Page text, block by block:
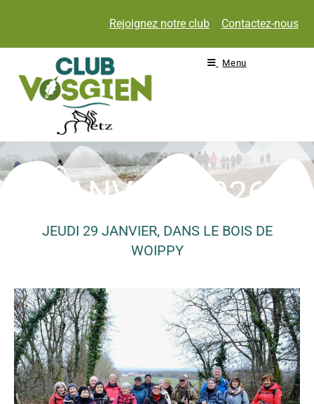
Rejoignez notre club Contactez-nous
Menu
JANVIER 2026
JEUDI 29 JANVIER, DANS LE BOIS DE
WOIPPY